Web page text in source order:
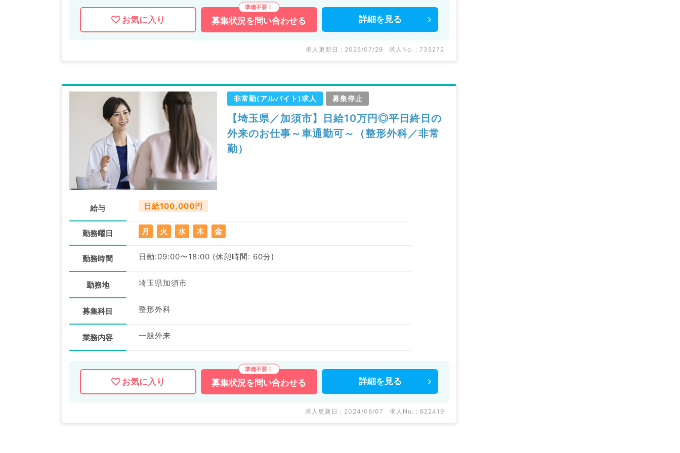
お気に入り 募集状況を 問い合わせる 詳細を 見る
求人更新日 : 2025/07/29 求人No. : 735272
非常勤(アルバイト)求人 募集停止
【埼玉県／加須市】日給10万円◎平日終日の
外来のお仕事～車通勤可～（整形外科／非常
勤）
給与 日給100,000円
勤務曜日 月 火 水 木 金
勤務時間 日勤:09:00〜18:00 (休憩時間: 60分)
勤務地 埼玉県加須市
募集科目 整形外科
業務内容 一般外来
お気に入り 募集状況を 問い合わせる 詳細を 見る
求人更新日 : 2024/06/07 求人No. : 622419